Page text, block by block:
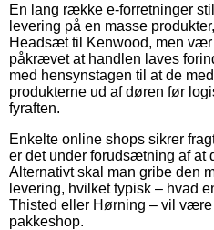
En lang række e-forretninger
levering på en masse
Headsæt til Kenwood, men
påkrævet at handlen laves
med hensynstagen til at de
produkterne ud af døren før
fyraften.
Enkelte online shops sikrer
er det under forudsætning af at
Alternativt skal man gribe den
levering, hvilket typisk – hvad
Thisted eller Hørning – vil være
pakkeshop.